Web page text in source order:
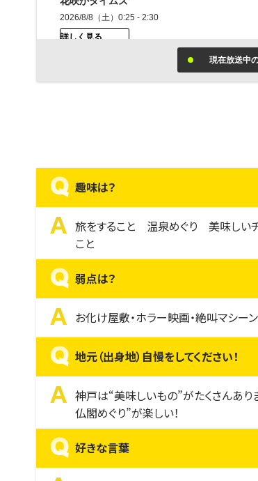
Q 趣味は？
A 旅をすること 温泉めぐり 美味しい
こと
Q 弱点は？
A お化け屋敷・ホラー映画・絶叫マシー
Q 地元（出身地）自慢をしてください！
A 神戸は“美味しいもの”がたくさんあり
仏閣めぐり”が楽しい！
Q 好きな言葉